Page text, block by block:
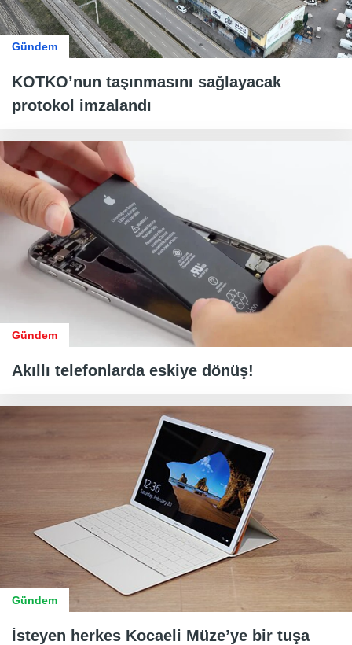
Gündem
KOTKO’nun taşınmasını sağlayacak
protokol imzalandı
Gündem
Akıllı telefonlarda eskiye dönüş!
Gündem
İsteyen herkes Kocaeli Müze’ye bir tuşa